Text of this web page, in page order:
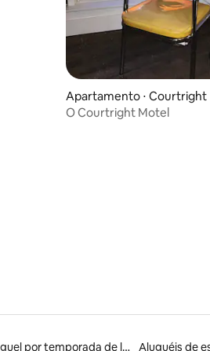
Apartamento ⋅ Courtright
O Courtright Motel
Aluguel por temporada de lofts